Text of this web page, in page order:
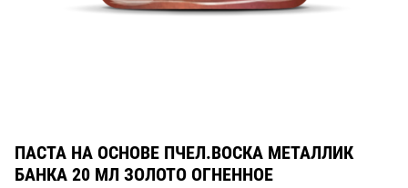
ПАСТА НА ОСНОВЕ ПЧЕЛ.ВОСКА МЕТАЛЛИК
БАНКА 20 МЛ ЗОЛОТО ОГНЕННОЕ